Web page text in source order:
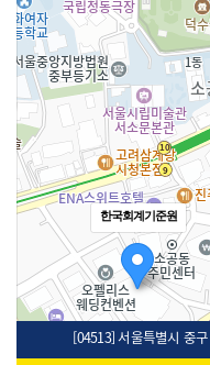
한국회계기준원
[04513] 서울특별시 중